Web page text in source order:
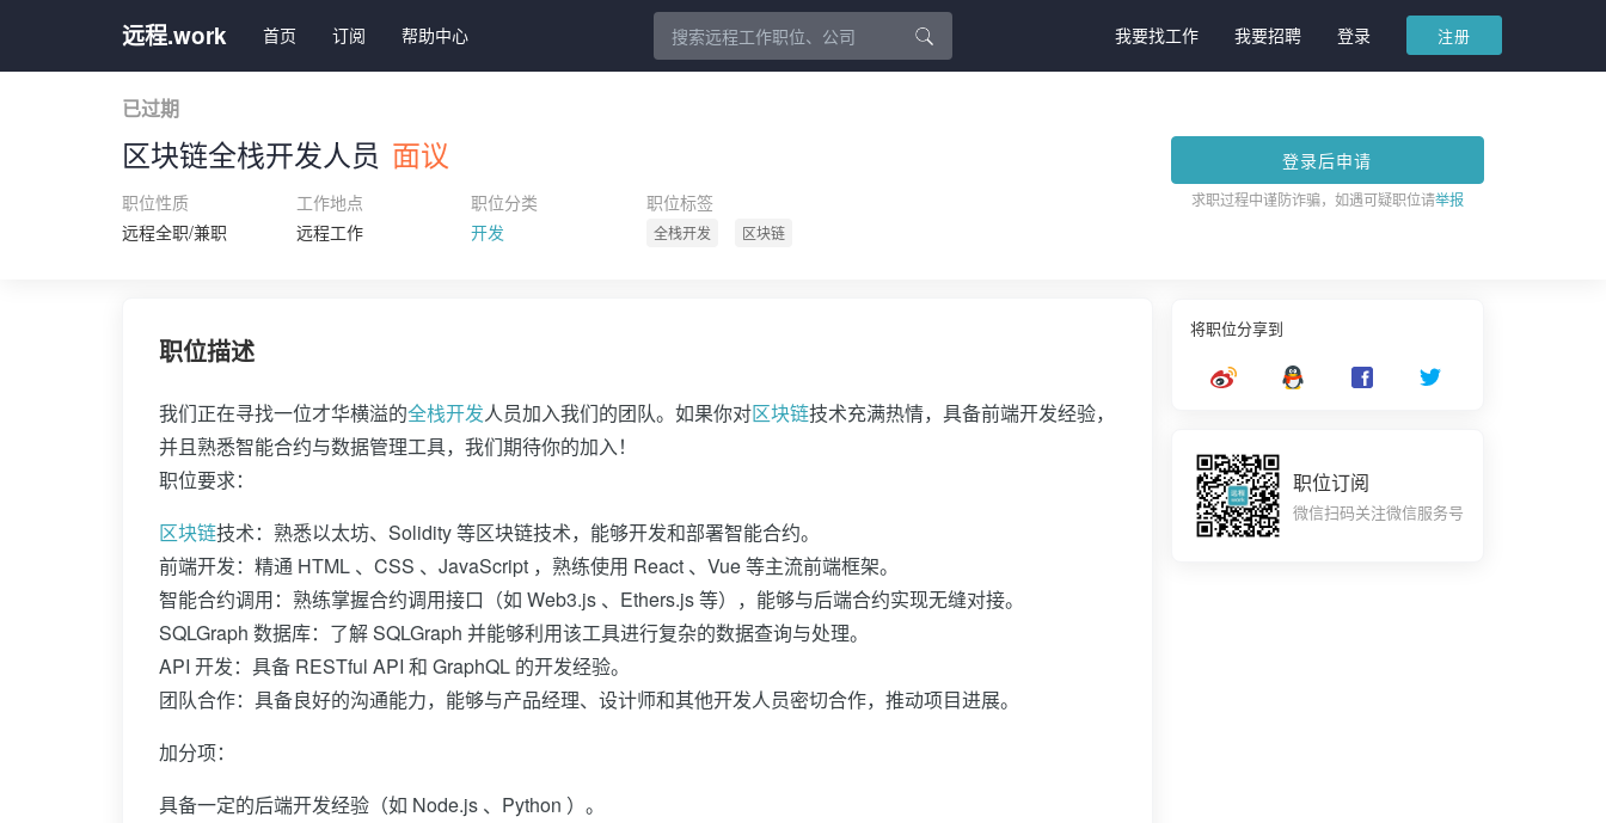
远程.work 首页 订阅 帮助中心 我要找工作 我要招聘 登录 注册
已过期
区块链全栈开发人员 面议
职位性质
远程全职/兼职
工作地点
远程工作
职位分类
开发
职位标签
全栈开发 区块链
登录后申请
求职过程中谨防诈骗，如遇可疑职位请举报
职位描述
我们正在寻找一位才华横溢的全栈开发人员加入我们的团队。如果你对区块链技术充满热情，具备前端开发经验，
并且熟悉智能合约与数据管理工具，我们期待你的加入！
职位要求：
区块链技术：熟悉以太坊、Solidity 等区块链技术，能够开发和部署智能合约。
前端开发：精通 HTML 、CSS 、JavaScript ，熟练使用 React 、Vue 等主流前端框架。
智能合约调用：熟练掌握合约调用接口（如 Web3.js 、Ethers.js 等），能够与后端合约实现无缝对接。
SQLGraph 数据库：了解 SQLGraph 并能够利用该工具进行复杂的数据查询与处理。
API 开发：具备 RESTful API 和 GraphQL 的开发经验。
团队合作：具备良好的沟通能力，能够与产品经理、设计师和其他开发人员密切合作，推动项目进展。
加分项：
具备一定的后端开发经验（如 Node.js 、Python ）。
将职位分享到
职位订阅
微信扫码关注微信服务号